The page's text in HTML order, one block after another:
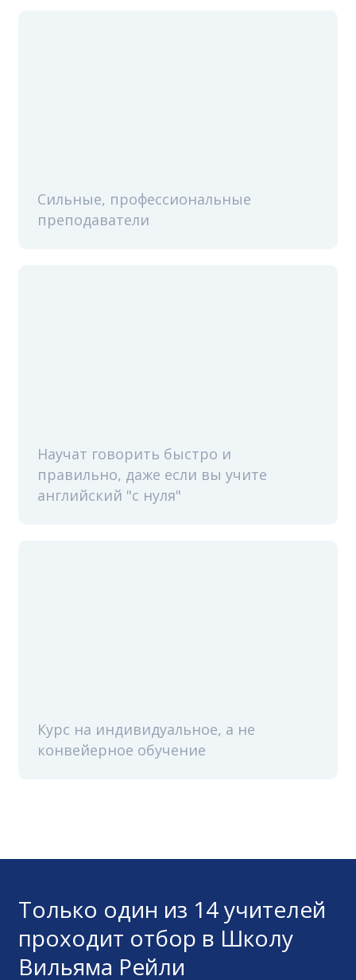
Сильные, профессиональные
преподаватели
Научат говорить быстро и
правильно, даже если вы учите
английский "с нуля"
Курс на индивидуальное, а не
конвейерное обучение
Только один из 14 учителей
проходит отбор в Школу
Вильяма Рейли